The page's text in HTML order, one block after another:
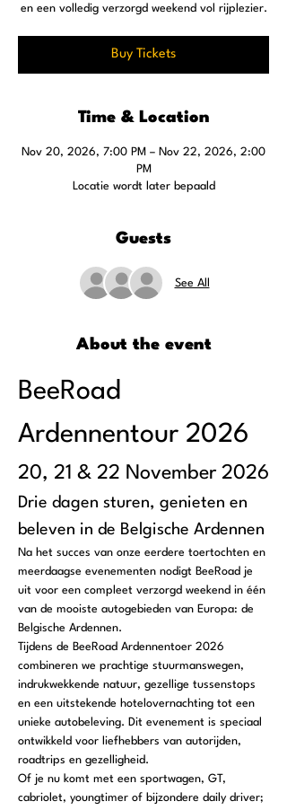
en een volledig verzorgd weekend vol rijplezier.
Buy Tickets
Time & Location
Nov 20, 2026, 7:00 PM – Nov 22, 2026, 2:00
PM
Locatie wordt later bepaald
Guests
See All
About the event
BeeRoad
Ardennentour 2026
20, 21 & 22 November 2026
Drie dagen sturen, genieten en
beleven in de Belgische Ardennen
Na het succes van onze eerdere toertochten en
meerdaagse evenementen nodigt BeeRoad je
uit voor een compleet verzorgd weekend in één
van de mooiste autogebieden van Europa: de
Belgische Ardennen.
Tijdens de BeeRoad Ardennentoer 2026
combineren we prachtige stuurmanswegen,
indrukwekkende natuur, gezellige tussenstops
en een uitstekende hotelovernachting tot een
unieke autobeleving. Dit evenement is speciaal
ontwikkeld voor liefhebbers van autorijden,
roadtrips en gezelligheid.
Of je nu komt met een sportwagen, GT,
cabriolet, youngtimer of bijzondere daily driver;